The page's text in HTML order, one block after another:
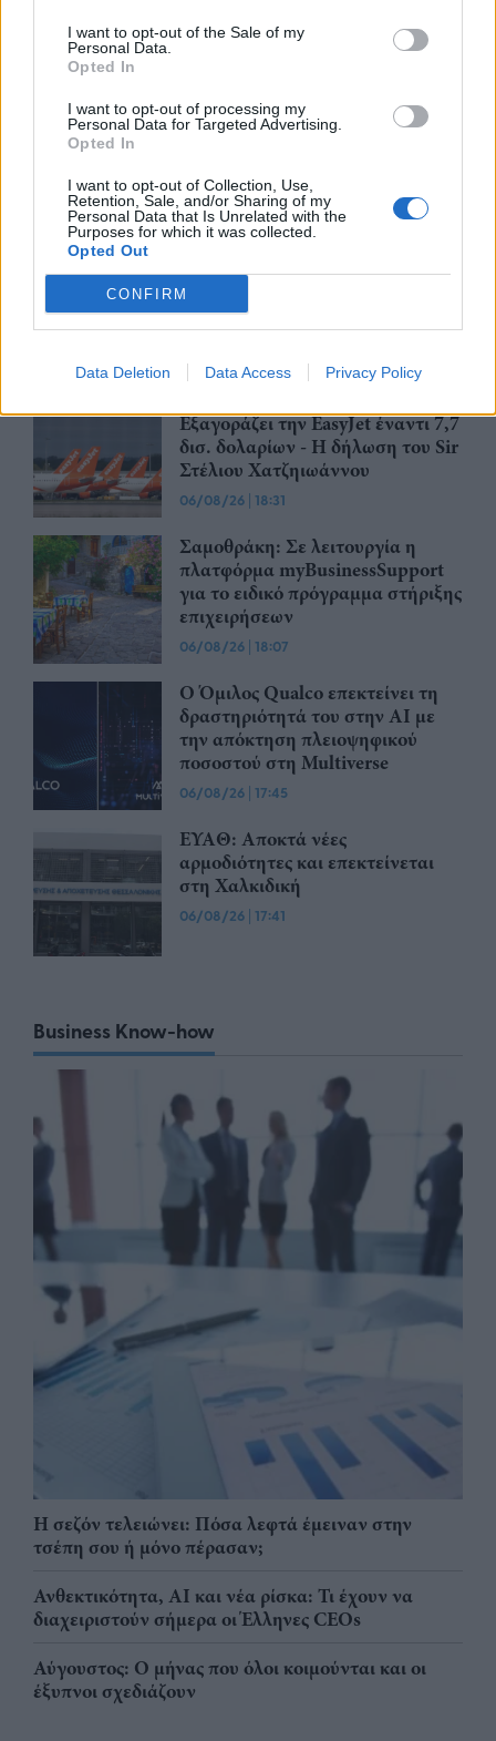
I want to opt-out of the Sale of my
Personal Data.
Opted In
I want to opt-out of processing my
Personal Data for Targeted Advertising.
Opted In
I want to opt-out of Collection, Use,
Retention, Sale, and/or Sharing of my
Personal Data that Is Unrelated with the
Purposes for which it was collected.
Opted Out
CONFIRM
Data Deletion Data Access Privacy Policy
07/08/26|15:48
Βραβευμένα κρασιά με την
υπογραφή της Lidl Ελλάς
και ισχυρό ανεκτέλεστο
συμβάσεων το πρώτο εξάμηνο
του 2026
Εξαγοράζει την EasyJet έναντι 7,7
δισ. δολαρίων - Η δήλωση του Sir
Στέλιου Χατζηιωάννου
06/08/26 | 18:31
Σαμοθράκη: Σε λειτουργία η
πλατφόρμα myBusinessSupport
για το ειδικό πρόγραμμα στήριξης
επιχειρήσεων
06/08/26 | 18:07
Ο Όμιλος Qualco επεκτείνει τη
δραστηριότητά του στην ΑΙ με
την απόκτηση πλειοψηφικού
ποσοστού στη Multiverse
06/08/26 | 17:45
ΕΥΑΘ: Αποκτά νέες
αρμοδιότητες και επεκτείνεται
στη Χαλκιδική
06/08/26 | 17:41
Business Know-how
Η σεζόν τελειώνει: Πόσα λεφτά έμειναν στην
τσέπη σου ή μόνο πέρασαν;
Ανθεκτικότητα, AI και νέα ρίσκα: Τι έχουν να
διαχειριστούν σήμερα οι Έλληνες CEOs
Αύγουστος: Ο μήνας που όλοι κοιμούνται και οι
έξυπνοι σχεδιάζουν